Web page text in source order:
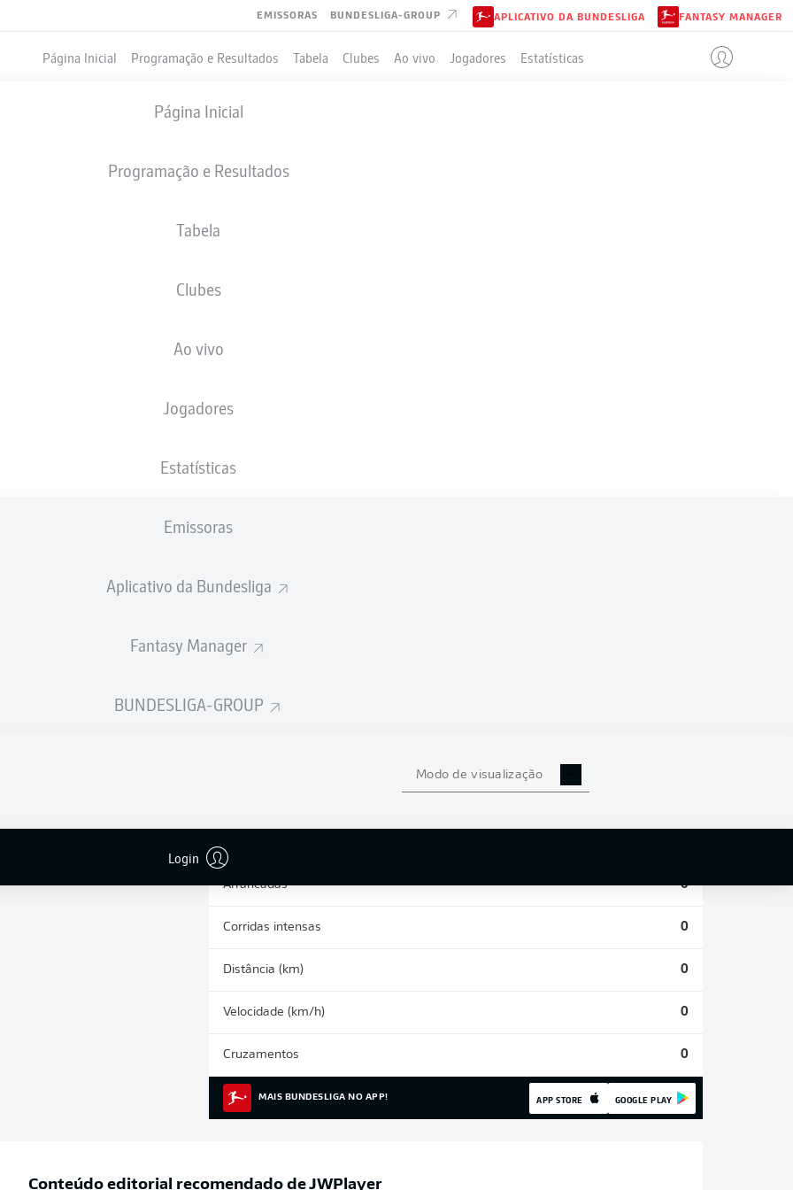
EMISSORAS BUNDESLIGA-GROUP APLICATIVO DA BUNDESLIGA FANTASY MANAGER
Página Inicial Programação e Resultados Tabela Clubes Ao vivo Jogadores Estatísticas
Página Inicial
Programação e Resultados
Tabela
Clubes
Ao vivo
Jogadores
Estatísticas
Emissoras
Aplicativo da Bundesliga
Fantasy Manager
BUNDESLIGA-GROUP
Modo de visualização
Login
10.06.1998
DA TEMPORADA 2026/2027
Arrancadas 0
Corridas intensas 0
Distância (km) 0
Velocidade (km/h) 0
Cruzamentos 0
MAIS BUNDESLIGA NO APP! APP STORE GOOGLE PLAY
Conteúdo editorial recomendado deJWPlayer